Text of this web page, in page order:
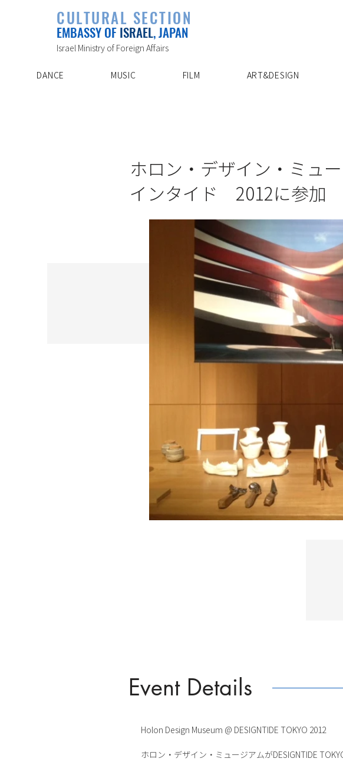
SPECIAL PROJECT
ABOUT US
CONTACT
CULTURAL SECTION
EMBASSY OFISRAEL, JAPAN
Israel Ministry of Foreign Affairs
DANCE MUSIC FILM ART&DESIGN
ホロン・デザイン・ミュ
インタイド 2012に参加
Event Details
Holon Design Museum @ DESIGNTIDE TOKYO 2012
ホロン・デザイン・ミュージアムがDESIGNTIDE